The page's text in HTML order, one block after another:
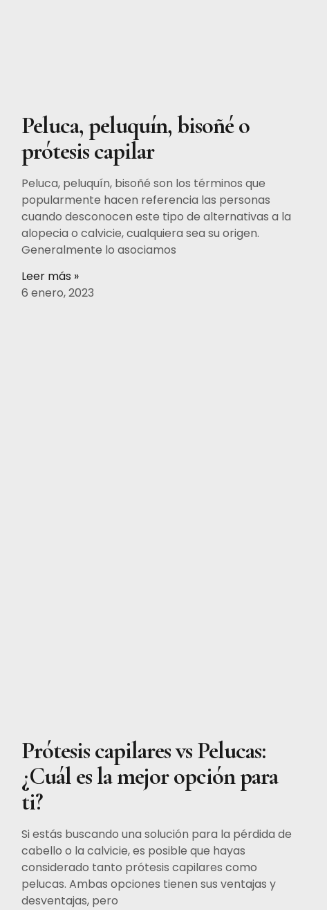
Peluca, peluquín, bisoñé o
prótesis capilar
Peluca, peluquín, bisoñé son los términos que
popularmente hacen referencia las personas
cuando desconocen este tipo de alternativas a la
alopecia o calvicie, cualquiera sea su origen.
Generalmente lo asociamos
Leer más »
6 enero, 2023
Prótesis capilares vs Pelucas:
¿Cuál es la mejor opción para
ti?
Si estás buscando una solución para la pérdida de
cabello o la calvicie, es posible que hayas
considerado tanto prótesis capilares como
pelucas. Ambas opciones tienen sus ventajas y
desventajas, pero